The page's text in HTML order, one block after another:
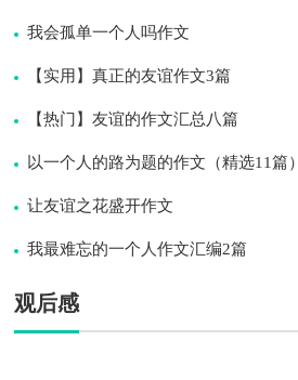
我会孤单一个人吗作文
【实用】真正的友谊作文3篇
【热门】友谊的作文汇总八篇
以一个人的路为题的作文（精选11篇）
让友谊之花盛开作文
我最难忘的一个人作文汇编2篇
观后感